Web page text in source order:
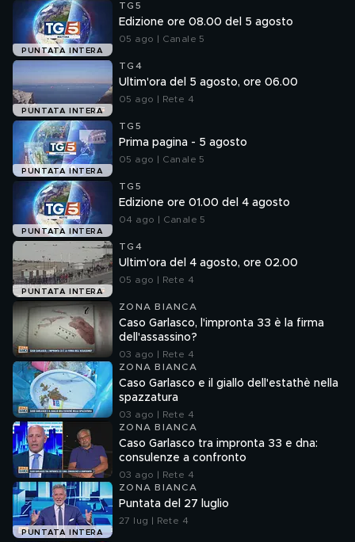
PUNTATA INTERA
TG5
Edizione ore 08.00 del 5 agosto
05 ago | Canale 5
PUNTATA INTERA
TG4
Ultim'ora del 5 agosto, ore 06.00
05 ago | Rete 4
PUNTATA INTERA
TG5
Prima pagina - 5 agosto
05 ago | Canale 5
PUNTATA INTERA
TG5
Edizione ore 01.00 del 4 agosto
04 ago | Canale 5
PUNTATA INTERA
TG4
Ultim'ora del 4 agosto, ore 02.00
05 ago | Rete 4
ZONA BIANCA
Caso Garlasco, l'impronta 33 è la firma
dell'assassino?
03 ago | Rete 4
ZONA BIANCA
Caso Garlasco e il giallo dell'estathè nella
spazzatura
03 ago | Rete 4
ZONA BIANCA
Caso Garlasco tra impronta 33 e dna:
consulenze a confronto
03 ago | Rete 4
PUNTATA INTERA
ZONA BIANCA
Puntata del 27 luglio
27 lug | Rete 4